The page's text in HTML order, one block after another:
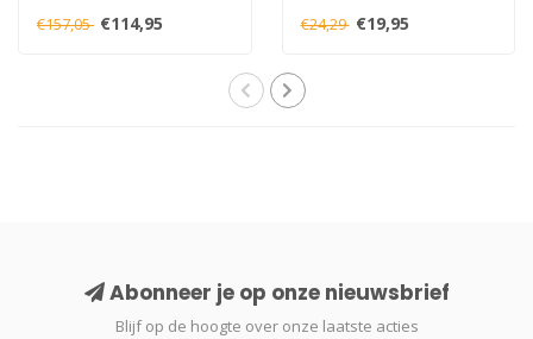
van cement en harsen
€157,05 €114,95
voor gebruik met
€24,29 €19,95
Abonneer je op onze nieuwsbrief
Blijf op de hoogte over onze laatste acties